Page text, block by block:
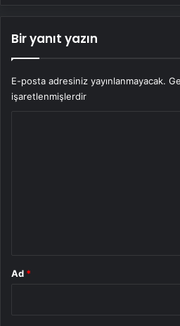
Bir yanıt yazın
E-posta adresiniz yayınlanmayacak.
işaretlenmişlerdir
Ad *